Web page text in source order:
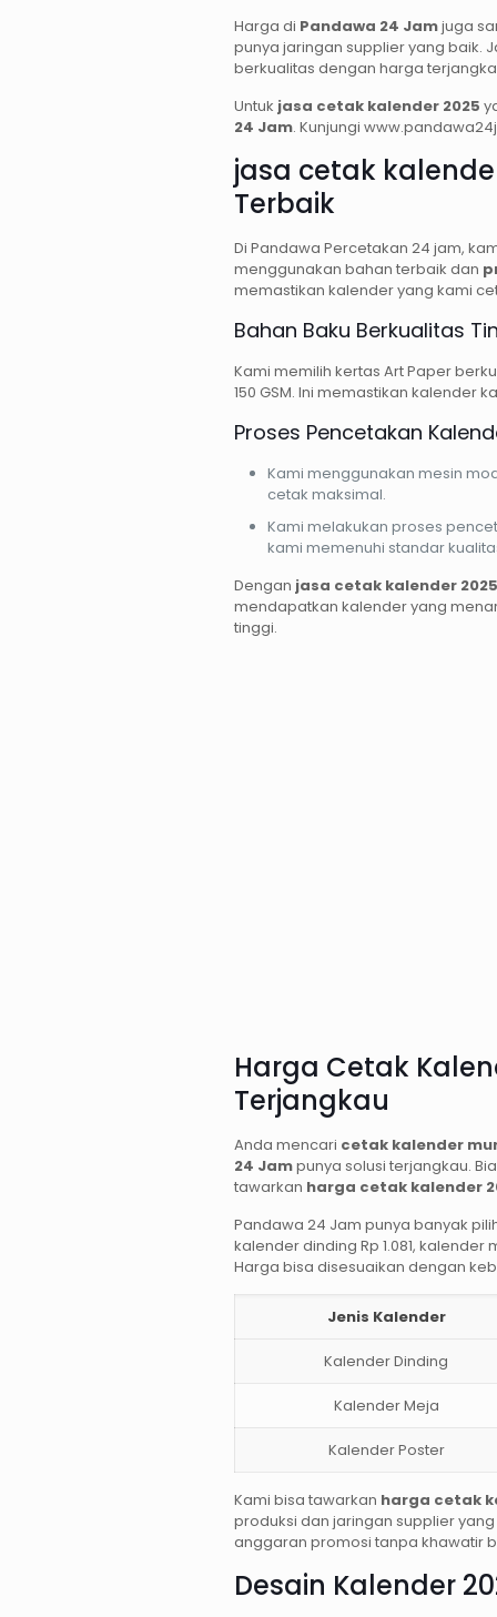
Harga di Pandawa 24 Jamjuga
punya jaringan supplier yang baik.
berkualitas dengan harga
Untuk jasa cetak kalender 2025
24 Jam. Kunjungi
jasa cetak
Terbaik
Di Pandawa Percetakan 24 jam,
menggunakan bahan terbaik dan
memastikan kalender yang kami
Bahan Baku Berkualitas
Kami memilih kertas Art Paper
150 GSM. Ini memastikan kalender
Proses Pencetakan
Kami menggunakan mesin
cetak maksimal.
Kami melakukan proses
kami memenuhi standar
Dengan jasa cetak kalender
mendapatkan kalender yang
tinggi.
Harga Cetak
Terjangkau
Anda mencari cetak kalender
24 Jampunya solusi terjangkau.
tawarkan harga cetak kalender
Pandawa 24 Jam punya banyak
kalender dinding Rp 1.081, kalender
Harga bisa disesuaikan dengan
Jenis Kalender
Kalender Dinding
Kalender Meja
Kalender Poster
Kami bisa tawarkan harga cetak
produksi dan jaringan supplier
anggaran promosi tanpa khawatir
Desain Kalender